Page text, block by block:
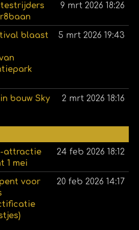
testrijders
9 mrt 2026 18:26
blaast
5 mrt 2026 19:43
bouw Sky
2 mrt 2026 18:16
attractie
1 mei
24 feb 2026 18:12
voor
20 feb 2026 14:17